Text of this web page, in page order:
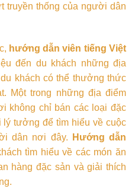
truyền thống của người dân
hướng dẫn viên tiếng Việt
đến du khách những địa
khách có thể thưởng thức
Một trong những địa điểm
không chỉ bán các loại đặc
tưởng để tìm hiểu về cuộc
dân nơi đây.
Hướng dẫn
tìm hiểu về các món ăn
hàng đặc sản và giải thích